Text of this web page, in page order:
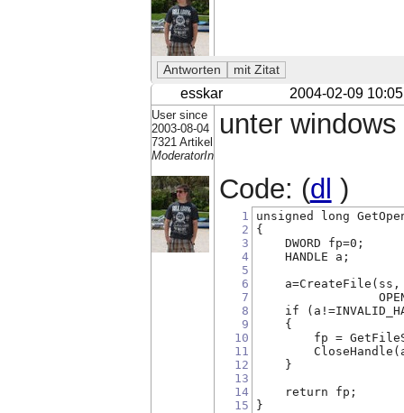
esskar 2004-02-09 10:05
User since
2003-08-04
7321 Artikel
ModeratorIn
unter
Code: (dl )
1
2
3
4
5
6
7
8
9
10
11
12
13
14
15
unsigned long
{
    DWORD fp=0;
    HANDLE a;
if
    {
fp =
    }
    return fp;
}